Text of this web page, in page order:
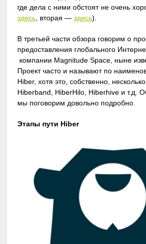
где дела с ними обстоят не очень
здесь, вторая — здесь).
В третьей части обзора говорим о
предоставления глобального
компании Magnitude Space, ныне
Проект часто и называют по
Hiber, хотя это, собственно,
Hiberband, HiberHilo, Hiberhive и т.д.
мы поговорим довольно подробно.
Этапы пути Hiber